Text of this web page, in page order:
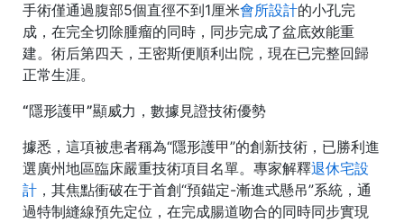
手術僅通過腹部5個直徑不到1厘米會所設計的小孔完
成，在完全切除腫瘤的同時，同步完成了盆底效能重
建。術后第四天，王密斯便順利出院，現在已完整回歸
正常生涯。
“隱形護甲”顯威力，數據見證技術優勢
據悉，這項被患者稱為“隱形護甲”的創新技術，已勝利進
選廣州地區臨床嚴重技術項目名單。專家解釋退休宅設
計 ，其焦點衝破在于首創“預錨定-漸進式懸吊”系統，通
過特制縫線預先定位，在完成腸道吻合的同時同步實現